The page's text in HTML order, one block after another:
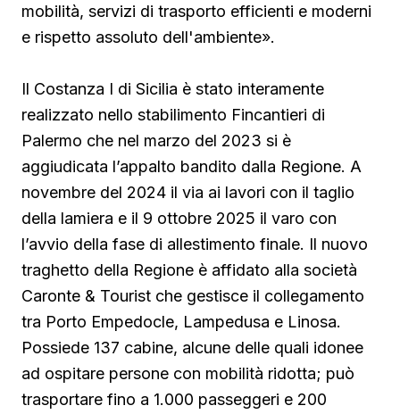
mobilità, servizi di trasporto efficienti e moderni
e rispetto assoluto dell'ambiente».
Il Costanza I di Sicilia è stato interamente
realizzato nello stabilimento Fincantieri di
Palermo che nel marzo del 2023 si è
aggiudicata l’appalto bandito dalla Regione. A
novembre del 2024 il via ai lavori con il taglio
della lamiera e il 9 ottobre 2025 il varo con
l’avvio della fase di allestimento finale. Il nuovo
traghetto della Regione è affidato alla società
Caronte & Tourist che gestisce il collegamento
tra Porto Empedocle, Lampedusa e Linosa.
Possiede 137 cabine, alcune delle quali idonee
ad ospitare persone con mobilità ridotta; può
trasportare fino a 1.000 passeggeri e 200